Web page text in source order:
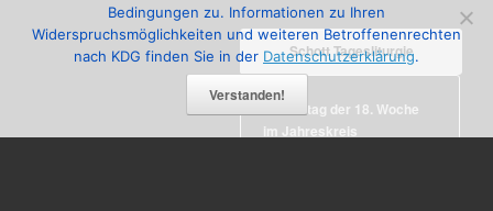
Schott Tagesliturgie
Freitag der 18. Woche
im Jahreskreis
Bedingungen zu. Informationen zu Ihren
Widerspruchsmöglichkeiten und weiteren Betroffenenrechten
nach KDG finden Sie in der Datenschutzerklärung.
Verstanden!